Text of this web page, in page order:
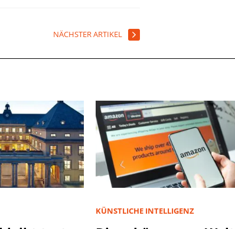
NÄCHSTER ARTIKEL
KÜNSTLICHE INTELLIGENZ